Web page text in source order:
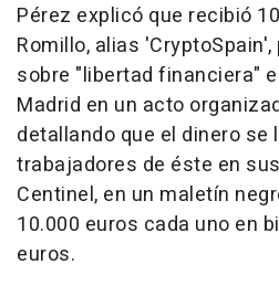
Pérez explicó que recibió
Romillo, alias
sobre "libertad financiera"
Madrid en un acto
detallando que el dinero se
trabajadores de éste en
Centinel, en un maletín
10.000 euros cada uno en
euros.